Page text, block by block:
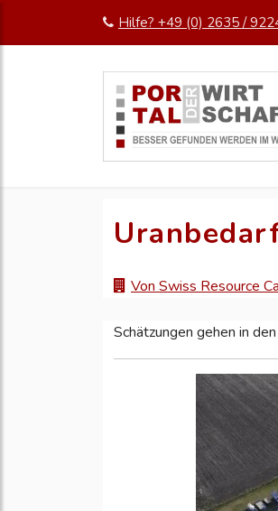
Hilfe? +49 (0) 2635 /
Von Swiss Resource
Schätzungen gehen in